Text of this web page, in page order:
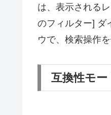
は、表示される
のフィルター] ダ
ウで、検索操作を
互換性モ